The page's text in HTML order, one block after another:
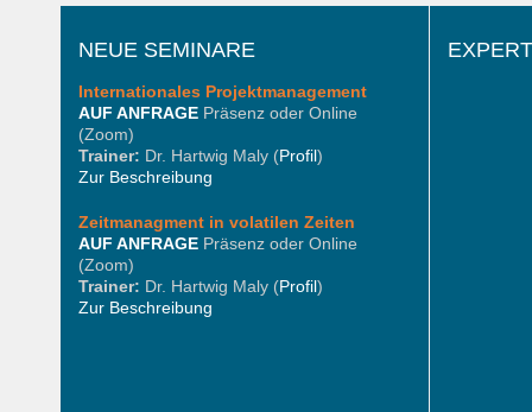
NEUE SEMINARE
Internationales Projektmanagement
AUF ANFRAGEPräsenz oder Online
(Zoom)
Trainer: Dr. Hartwig Maly (Profil)
Zur Beschreibung
Zeitmanagment in volatilen Zeiten
AUF ANFRAGEPräsenz oder Online
(Zoom)
Trainer: Dr. Hartwig Maly (Profil)
Zur Beschreibung